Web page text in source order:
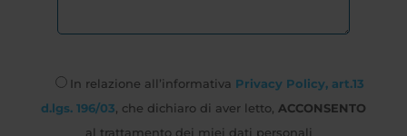
In relazione all’informativa Privacy Policy, art.13
d.lgs. 196/03 , che dichiaro di aver letto, ACCONSENTO
al trattamento dei miei dati personali